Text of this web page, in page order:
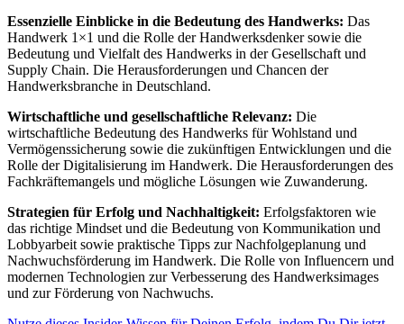
Essenzielle Einblicke in die Bedeutung des Handwerks: Das
Handwerk 1×1 und die Rolle der Handwerksdenker sowie die
Bedeutung und Vielfalt des Handwerks in der Gesellschaft und
Supply Chain. Die Herausforderungen und Chancen der
Handwerksbranche in Deutschland.
Wirtschaftliche und gesellschaftliche Relevanz: Die
wirtschaftliche Bedeutung des Handwerks für Wohlstand und
Vermögenssicherung sowie die zukünftigen Entwicklungen und die
Rolle der Digitalisierung im Handwerk. Die Herausforderungen des
Fachkräftemangels und mögliche Lösungen wie Zuwanderung.
Strategien für Erfolg und Nachhaltigkeit: Erfolgsfaktoren wie
das richtige Mindset und die Bedeutung von Kommunikation und
Lobbyarbeit sowie praktische Tipps zur Nachfolgeplanung und
Nachwuchsförderung im Handwerk. Die Rolle von Influencern und
modernen Technologien zur Verbesserung des Handwerksimages
und zur Förderung von Nachwuchs.